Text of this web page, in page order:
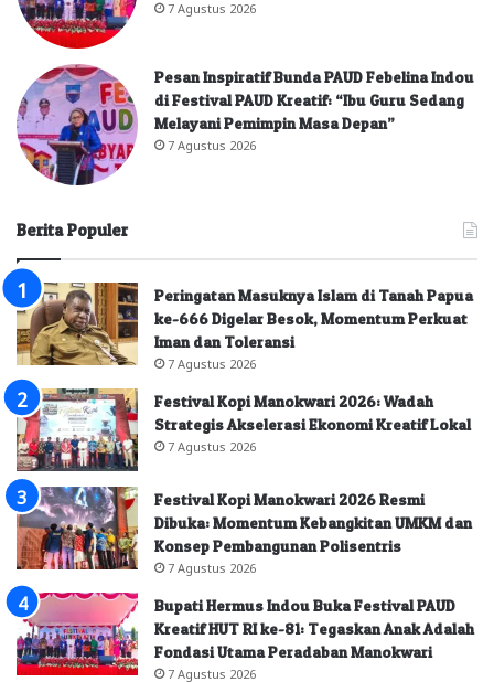
7 Agustus 2026
Pesan Inspiratif Bunda PAUD Febelina Indou
di Festival PAUD Kreatif: “Ibu Guru Sedang
Melayani Pemimpin Masa Depan”
7 Agustus 2026
Berita Populer
Peringatan Masuknya Islam di Tanah Papua
ke-666 Digelar Besok, Momentum Perkuat
Iman dan Toleransi
7 Agustus 2026
Festival Kopi Manokwari 2026: Wadah
Strategis Akselerasi Ekonomi Kreatif Lokal
7 Agustus 2026
Festival Kopi Manokwari 2026 Resmi
Dibuka: Momentum Kebangkitan UMKM dan
Konsep Pembangunan Polisentris
7 Agustus 2026
Bupati Hermus Indou Buka Festival PAUD
Kreatif HUT RI ke-81: Tegaskan Anak Adalah
Fondasi Utama Peradaban Manokwari
7 Agustus 2026